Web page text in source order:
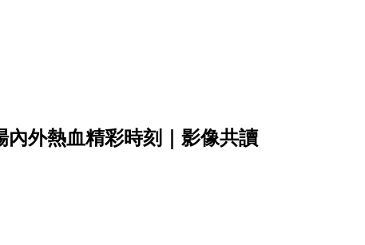
內外熱血精彩時刻｜影像共讀